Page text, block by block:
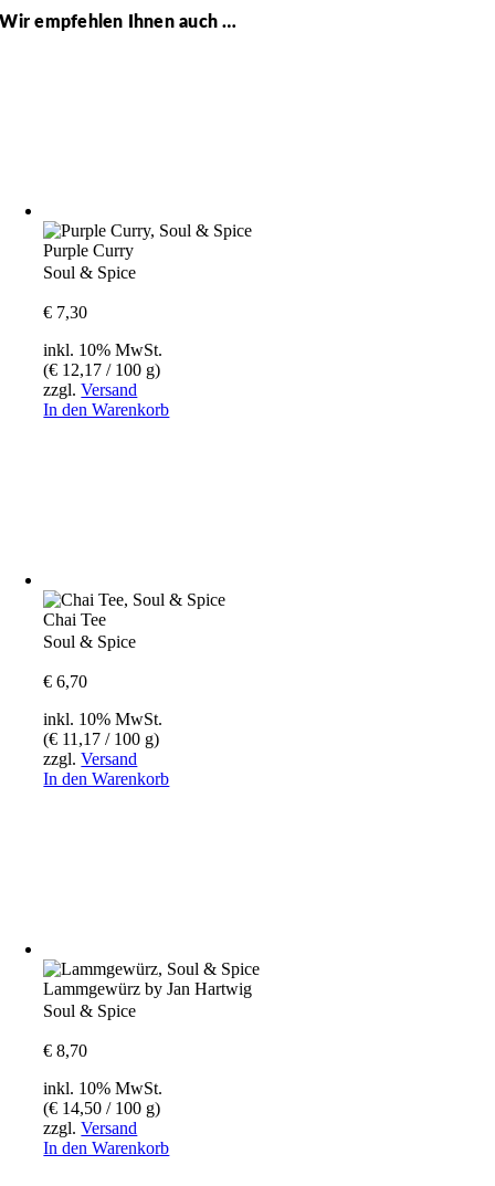
Wir empfehlen Ihnen auch …
Purple Curry
Soul & Spice
€ 7,30
inkl. 10% MwSt.
(€ 12,17 / 100 g)
zzgl.Versand
In den Warenkorb
Chai Tee
Soul & Spice
€ 6,70
inkl. 10% MwSt.
(€ 11,17 / 100 g)
zzgl.Versand
In den Warenkorb
Lammgewürz by Jan Hartwig
Soul & Spice
€ 8,70
inkl. 10% MwSt.
(€ 14,50 / 100 g)
zzgl.Versand
In den Warenkorb